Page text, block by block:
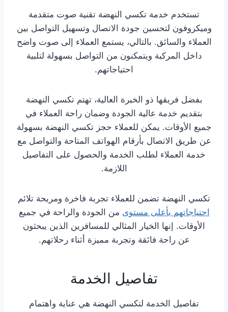
تستخدم خدمة تكسي النهضة تقنية صوت متقدمة
وميكروفون لتحسين جودة الاتصال وتسهيل التواصل بين
العملاء والسائق. بالتالي، يستمع العملاء إلى صوت واضح
داخل المركبة ويتمكنون من التواصل بسهولة لتلبية
احتياجاتهم.
بفضل فريقها ذو الخبرة العالية، تهتم تكسي النهضة
بتقديم خدمة عالية الجودة وضمان راحة العملاء في
جميع الأوقات. يمكن للعملاء حجز تكسي النهضة بسهولة
عن طريق الاتصال بأرقام الهواتف المتاحة والتواصل مع
خدمة العملاء لطلب الخدمة والحصول على التفاصيل
اللازمة.
تكسي النهضة تضمن للعملاء تجربة فاخرة ومريحة تلائم
احتياجاتهم بأعلى مستوى من الجودة والراحة في جميع
الأوقات. إنها الخيار المثالي للمسافرين الذين يبحثون
عن راحة فائقة وتجربة مميزة أثناء رحلاتهم.
تفاصيل الخدمة
تفاصيل الخدمة لتكسي النهضة هي عناية واهتمام